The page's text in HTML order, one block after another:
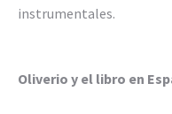
instrumentales.
Oliverio y el libro en